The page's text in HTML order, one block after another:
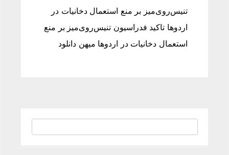
تنیس‌روی‌میز بر منع استعمال دخانیات در
اردوها تاکید فدراسیون تنیس‌روی‌میز بر منع
استعمال دخانیات در اردوها میهن دانلود